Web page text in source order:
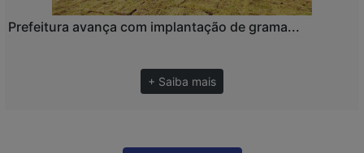
Prefeitura avança com implantação de grama...
+ Saiba mais